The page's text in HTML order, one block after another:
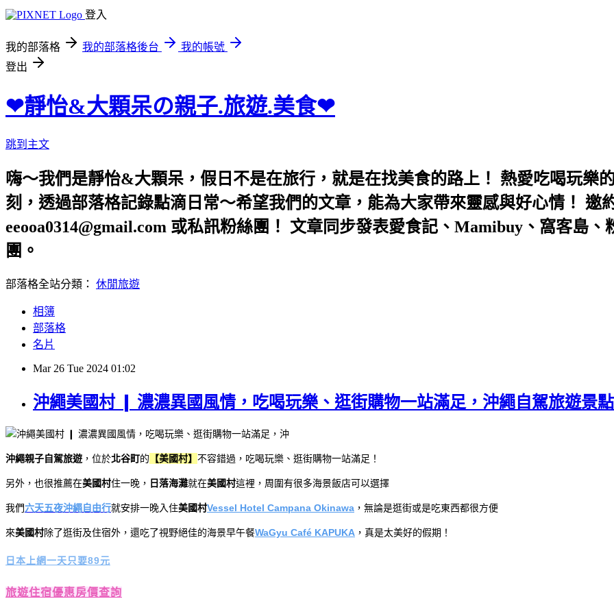
登入
我的部落格 我的部落格後台
我的帳號
登出
❤靜怡&大顆呆の親子.旅遊.美食❤
跳到主文
嗨～我們是靜怡&大顆呆，假日不是在旅行，就是在找美食的路上！ 熱愛吃喝玩樂
刻，透過部落格記錄點滴日常～希望我們的文章，能為大家帶來靈感與好心情！ 邀
eeooa0314@gmail.com 或私訊粉絲團！ 文章同步發表愛食記、Mamibuy、窩客島
團。
部落格全站分類： 休閒旅遊
相簿
部落格
名片
Mar 26 Tue 2024 01:02
沖繩美國村 ❙ 濃濃異國風情，吃喝玩樂、逛街購物一站滿足，沖繩自駕旅遊景
沖繩親子自駕旅遊 ，位於北谷町的 【美國村】 不容錯過，吃喝玩樂、逛街購物一站滿足！
另外，也很推薦在美國村住一晚， 日落海灘就在美國村這裡，周圍有很多海景飯店可以選擇
我們六天五夜沖繩自由行就安排一晚入住美國村Vessel Hotel Campana Okinawa ，無論是逛街或是吃東西都很方便
來美國村除了逛街及住宿外，還吃了視野絕佳的海景早午餐WaGyu Café KAPUKA ，真是太美好的假期！
日本上網一天只要89元
旅遊住宿優惠房價查詢